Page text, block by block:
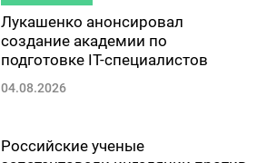
Лукашенко анонсировал
создание академии по
подготовке IT-специалистов
04.08.2026
Российские ученые